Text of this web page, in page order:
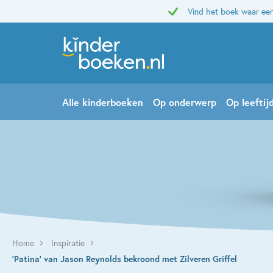
Vind het boek waar
Alle kinderboeken Op onderwerp Op
Home
Inspiratie
‘Patina’ van Jason Reynolds bekroond met Zilveren Griffel